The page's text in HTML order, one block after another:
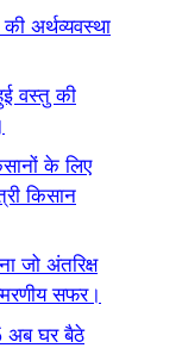
अर्थव्यवस्था
वस्तु की
के लिए
किसान
अंतरिक्ष
सफर।
घर बैठे